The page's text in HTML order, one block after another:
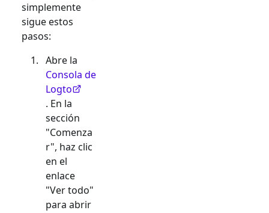
simplemente
sigue estos
pasos:
Abre la
Consola de
Logto
. En la
sección
"Comenza
r", haz clic
en el
enlace
"Ver todo"
para abrir